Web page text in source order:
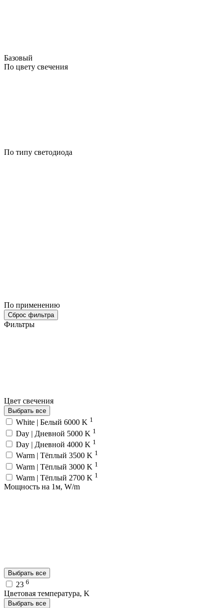
Базовый
По цвету свечения
По типу светодиода
По применению
Сброс фильтра
Фильтры
Цвет свечения
Выбрать все
White | Белый 6000 K 1
Day | Дневной 5000 K 1
Day | Дневной 4000 K 1
Warm | Тёплый 3500 K 1
Warm | Тёплый 3000 K 1
Warm | Тёплый 2700 K 1
Мощность на 1м, W/m
Выбрать все
23 6
Цветовая температура, K
Выбрать все